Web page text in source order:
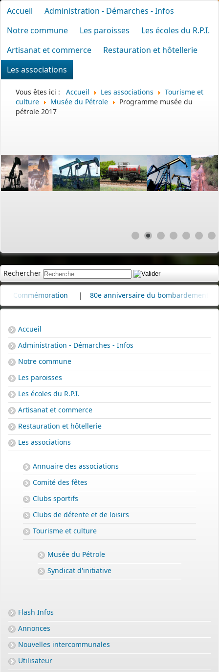
Accueil
Administration - Démarches - Infos
Notre commune
Les paroisses
Les écoles du R.P.I.
Artisanat et commerce
Restauration et hôtellerie
Les associations
Vous êtes ici : Accueil Les associations
Tourisme et
culture
Musée du Pétrole
Programme musée du
pétrole 2017
Rechercher
| 80e anniversaire du bombardement de la
Accueil
Administration - Démarches - Infos
Notre commune
Les paroisses
Les écoles du R.P.I.
Artisanat et commerce
Restauration et hôtellerie
Les associations
Annuaire des associations
Comité des fêtes
Clubs sportifs
Clubs de détente et de loisirs
Tourisme et culture
Musée du Pétrole
Syndicat d'initiative
Flash Infos
Annonces
Nouvelles intercommunales
Utilisateur